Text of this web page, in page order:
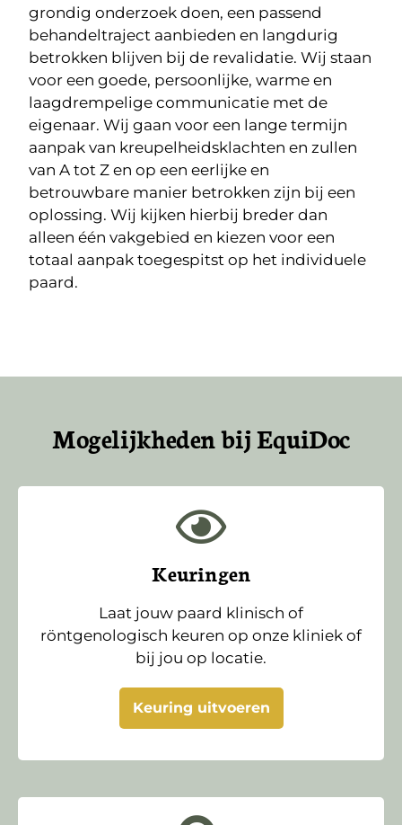
grondig onderzoek doen, een passend
behandeltraject aanbieden en langdurig
betrokken blijven bij de revalidatie. Wij staan
voor een goede, persoonlijke, warme en
laagdrempelige communicatie met de
eigenaar. Wij gaan voor een lange termijn
aanpak van kreupelheidsklachten en zullen
van A tot Z en op een eerlijke en
betrouwbare manier betrokken zijn bij een
oplossing. Wij kijken hierbij breder dan
alleen één vakgebied en kiezen voor een
totaal aanpak toegespitst op het individuele
paard.
Mogelijkheden bij EquiDoc
Keuringen
Laat jouw paard klinisch of
röntgenologisch keuren op onze kliniek of
bij jou op locatie.
Keuring uitvoeren